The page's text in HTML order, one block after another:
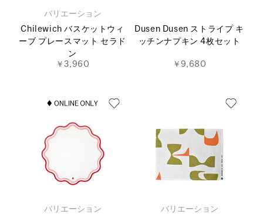
バリエーション
Chilewich バスケットウィ
ーブ プレースマット セラド
ン
￥3,960
Dusen Dusen ストライプ キ
ッチンナプキン 4枚セット
￥9,680
バリエーション
バリエーション